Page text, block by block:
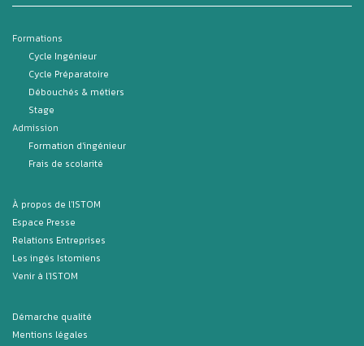
Formations
Cycle Ingénieur
Cycle Préparatoire
Débouchés & métiers
Stage
Admission
Formation d'ingénieur
Frais de scolarité
À propos de l'ISTOM
Espace Presse
Relations Entreprises
Les ingés Istomiens
Venir à l'ISTOM
Démarche qualité
Mentions légales